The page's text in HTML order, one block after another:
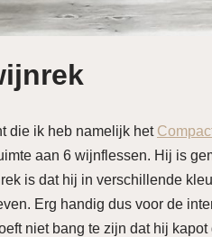
die ik heb namelijk het
aan 6 wijnflessen. Hij is
is dat hij in verschillende
Erg handig dus voor de
niet bang te zijn dat hij